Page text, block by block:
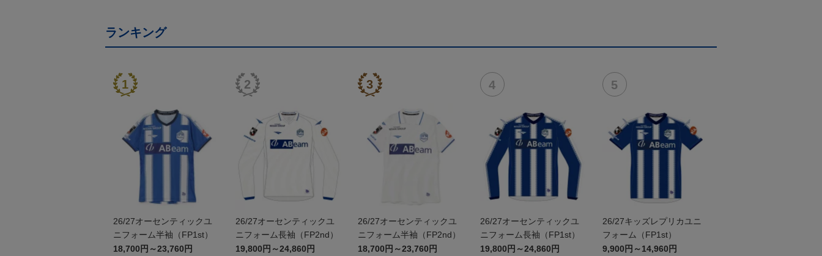
ランキング
26/27オーセンティックユ
ニフォーム半袖（FP1st）
18,700円～23,760円
26/27オーセンティックユ
ニフォーム長袖（FP2nd）
19,800円～24,860円
26/27オーセンティックユ
ニフォーム半袖（FP2nd）
18,700円～23,760円
26/27オーセンティックユ
ニフォーム長袖（FP1st）
19,800円～24,860円
26/27キッズレプリカユニ
フォーム（FP1st）
9,900円～14,960円